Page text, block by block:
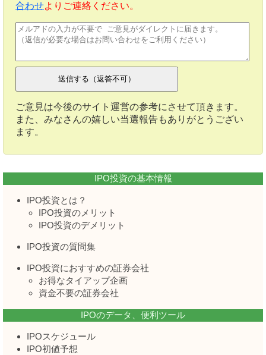
合わせよりご連絡ください。
ご意見は今後のサイト運営の参考にさせて頂きます。
また、みなさんの嬉しい当選報告もありがとうござい
ます。
IPO投資の基本情報
IPO投資とは？
IPO投資のメリット
IPO投資のデメリット
IPO投資の質問集
IPO投資におすすめの証券会社
お得なタイアップ企画
資金不要の証券会社
IPOのデータ、便利ツール
IPOスケジュール
IPO初値予想